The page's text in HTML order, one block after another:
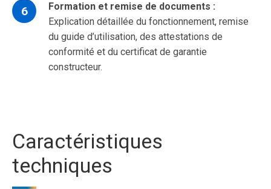
Formation et remise de documents :
Explication détaillée du fonctionnement, remise
du guide d’utilisation, des attestations de
conformité et du certificat de garantie
constructeur.
Caractéristiques
techniques